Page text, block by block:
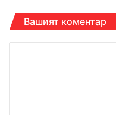
Вашият коментар